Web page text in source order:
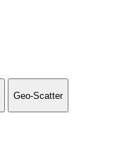
Geo-Scatter